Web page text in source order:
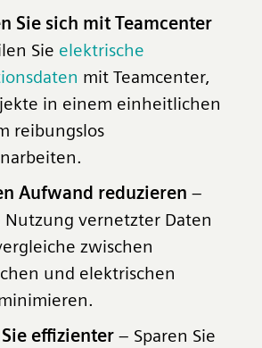
Sie sich mit Teamcenter
Sie elektrische
mit Teamcenter,
in einem einheitlichen
reibungslos
Aufwand reduzieren –
Nutzung vernetzter Daten
zwischen
und elektrischen
effizienter – Sparen Sie